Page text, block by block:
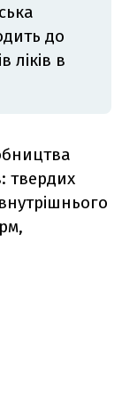
до
ліків в
твердих